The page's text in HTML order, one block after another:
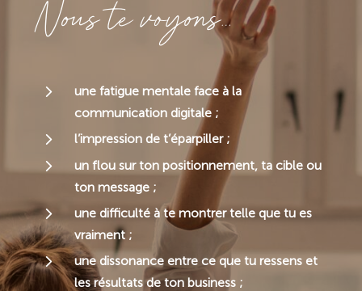
Nous te voyons…
5
une fatigue mentale face à la
communication digitale ;
5 l’impression de t’éparpiller ;
5
un flou sur ton positionnement, ta cible ou
ton message ;
5
une difficulté à te montrer telle que tu es
vraiment ;
5
une dissonance entre ce que tu ressens et
les résultats de ton business ;